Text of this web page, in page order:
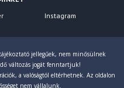
Instagram
jellegűek, nem minősülnek
változás jogát fenntartjuk!
a valóságtól eltérhetnek. Az oldalon
nem vállalunk.